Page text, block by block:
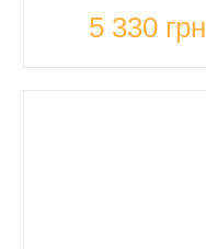
5 330 грн